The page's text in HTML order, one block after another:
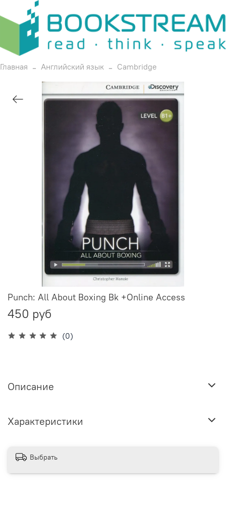
Главная Английский язык Cambridge
(0)
Punch: All About Boxing Bk +Online Access
450 руб
Описание
Характеристики
Выбрать